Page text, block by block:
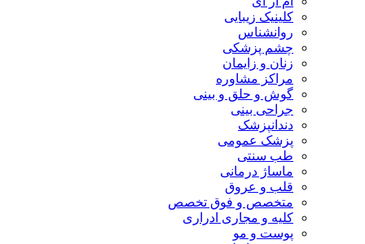
کلینیک زیبایی
روانشناس
چشم پزشکی
زنان و زایمان
مراکز مشاوره
گوش و حلق و بینی
جراحی بینی
دندانپزشک
پزشک عمومی
طب سنتی
ماساژ درمانی
قلب و عروق
متخصص و فوق تخصص
کلیه و مجاری ادراری
پوست و مو